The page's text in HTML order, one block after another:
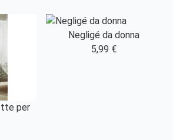
per
Negligé da donna
5,99 €